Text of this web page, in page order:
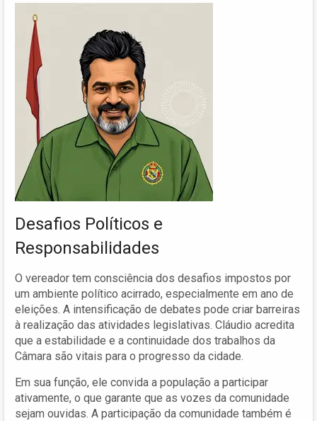
Desafios Políticos e
Responsabilidades
O vereador tem consciência dos desafios impostos por
um ambiente político acirrado, especialmente em ano de
eleições. A intensificação de debates pode criar barreiras
à realização das atividades legislativas. Cláudio acredita
que a estabilidade e a continuidade dos trabalhos da
Câmara são vitais para o progresso da cidade.
Em sua função, ele convida a população a participar
ativamente, o que garante que as vozes da comunidade
sejam ouvidas. A participação da comunidade também é